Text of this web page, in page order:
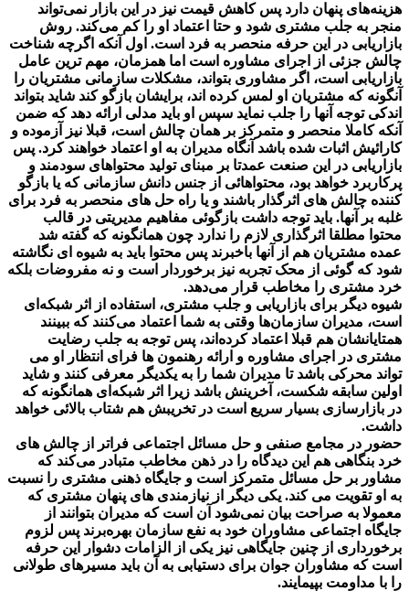
هزینه‌های پنهان دارد پس کاهش قیمت نیز در این بازار نمی‌تواند
منجر به جلب مشتری شود و حتا اعتماد او را کم می‌کند. روش
بازاریابی در این حرفه منحصر به فرد است. اول آنکه اگرچه شناخت
چالش جزئی از اجرای مشاوره است اما همزمان، مهم ترین عامل
بازاریابی است، اگر مشاوری بتواند، مشکلات سازمانی مشتریان را
آنگونه که مشتریان او لمس کرده اند، برایشان بازگو کند شاید بتواند
اندکی توجه آنها را جلب نماید سپس او باید مدلی ارائه دهد که ضمن
آنکه کاملا منحصر و متمرکز بر همان چالش است، قبلا نیز آزموده و
کارائیش اثبات شده باشد آنگاه مدیران به او اعتماد خواهند کرد. پس
بازاریابی در این صنعت عمدتا بر مبنای تولید محتواهای سودمند و
پرکاربرد خواهد بود، محتواهائی از جنس دانش سازمانی که یا بازگو
کننده چالش های اثرگذار باشند و یا راه حل های منحصر به فرد برای
غلبه بر آنها. باید توجه داشت بازگوئی مفاهیم مدیریتی در قالب
محتوا مطلقا اثرگذاری لازم را ندارد چون همانگونه که گفته شد
عمده مشتریان هم از آنها باخبرند پس محتوا باید به شیوه ای نگاشته
شود که گوئی از محک تجربه نیز برخوردار است و نه مفروضات بلکه
خرد مشتری را مخاطب قرار می‌دهد.
شیوه دیگر برای بازاریابی و جلب مشتری، استفاده از اثر شبکه‌ای
است، مدیران سازمان‌ها وقتی به شما اعتماد می‌کنند که ببینند
همتایانشان هم قبلا اعتماد کرده‌اند، پس توجه به جلب رضایت
مشتری در اجرای مشاوره و ارائه رهنمون ها فرای انتظار او می
تواند محرکی باشد تا مدیران شما را به یکدیگر معرفی کنند و شاید
اولین سابقه شکست، آخرینش باشد زیرا اثر شبکه‌ای همانگونه که
در بازارسازی بسیار سریع است در تخریبش هم شتاب بالائی خواهد
داشت.
حضور در مجامع صنفی و حل مسائل اجتماعی فراتر از چالش های
خرد بنگاهی هم این دیدگاه را در ذهن مخاطب متبادر می‌کند که
مشاور بر حل مسائل متمرکز است و جایگاه ذهنی مشتری را نسبت
به او تقویت می کند. یکی دیگر از نیازمندی های پنهان مشتری که
معمولا به صراحت بیان نمی‌شود آن است که مدیران بتوانند از
جایگاه اجتماعی مشاوران خود به نفع سازمان بهره‌برند پس لزوم
برخورداری از چنین جایگاهی نیز یکی از الزامات دشوار این حرفه
است که مشاوران جوان برای دستیابی به آن باید مسیرهای طولانی
را با مداومت بپیمایند.